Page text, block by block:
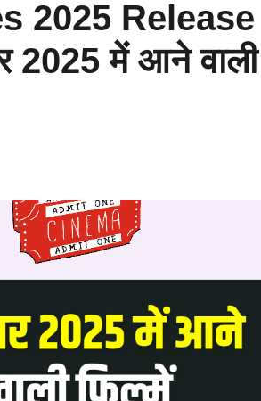
2025
2025 में आने